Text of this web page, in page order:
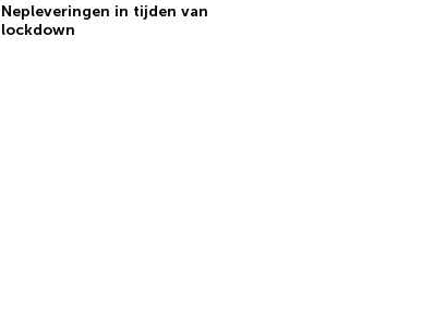
Nepleveringen in tijden van
lockdown